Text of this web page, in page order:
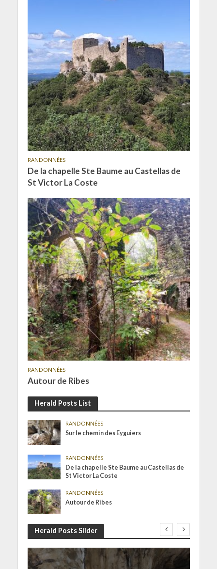
RANDONNÉES
De la chapelle Ste Baume au Castellas de
St Victor La Coste
RANDONNÉES
Autour de Ribes
Herald Posts List
RANDONNÉES
Sur le chemin des Eyguiers
RANDONNÉES
De la chapelle Ste Baume au Castellas de
St Victor La Coste
RANDONNÉES
Autour de Ribes
Herald Posts Slider